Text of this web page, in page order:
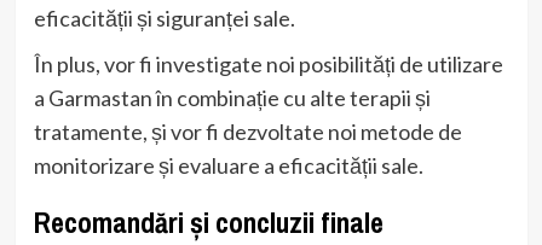
eficacității și siguranței sale.
În plus, vor fi investigate noi posibilități de utilizare
a Garmastan în combinație cu alte terapii și
tratamente, și vor fi dezvoltate noi metode de
monitorizare și evaluare a eficacității sale.
Recomandări și concluzii finale